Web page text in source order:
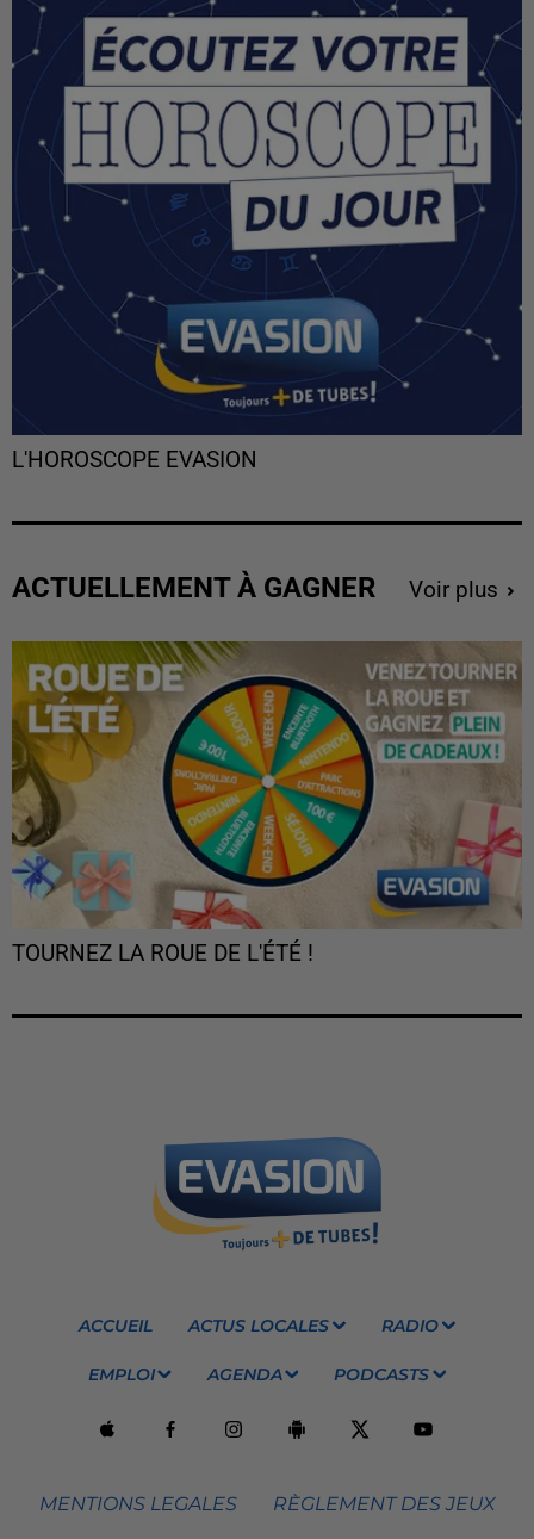
L'HOROSCOPE EVASION
ACTUELLEMENT À GAGNER Voir plus
TOURNEZ LA ROUE DE L'ÉTÉ !
ACCUEIL ACTUS LOCALES RADIO
EMPLOI AGENDA PODCASTS
MENTIONS LEGALES RÈGLEMENT DES JEUX